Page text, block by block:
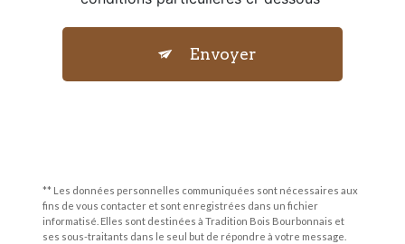
Envoyer
** Les données personnelles communiquées sont nécessaires aux
fins de vous contacter et sont enregistrées dans un fichier
informatisé. Elles sont destinées à Tradition Bois Bourbonnais et
ses sous-traitants dans le seul but de répondre à votre message.